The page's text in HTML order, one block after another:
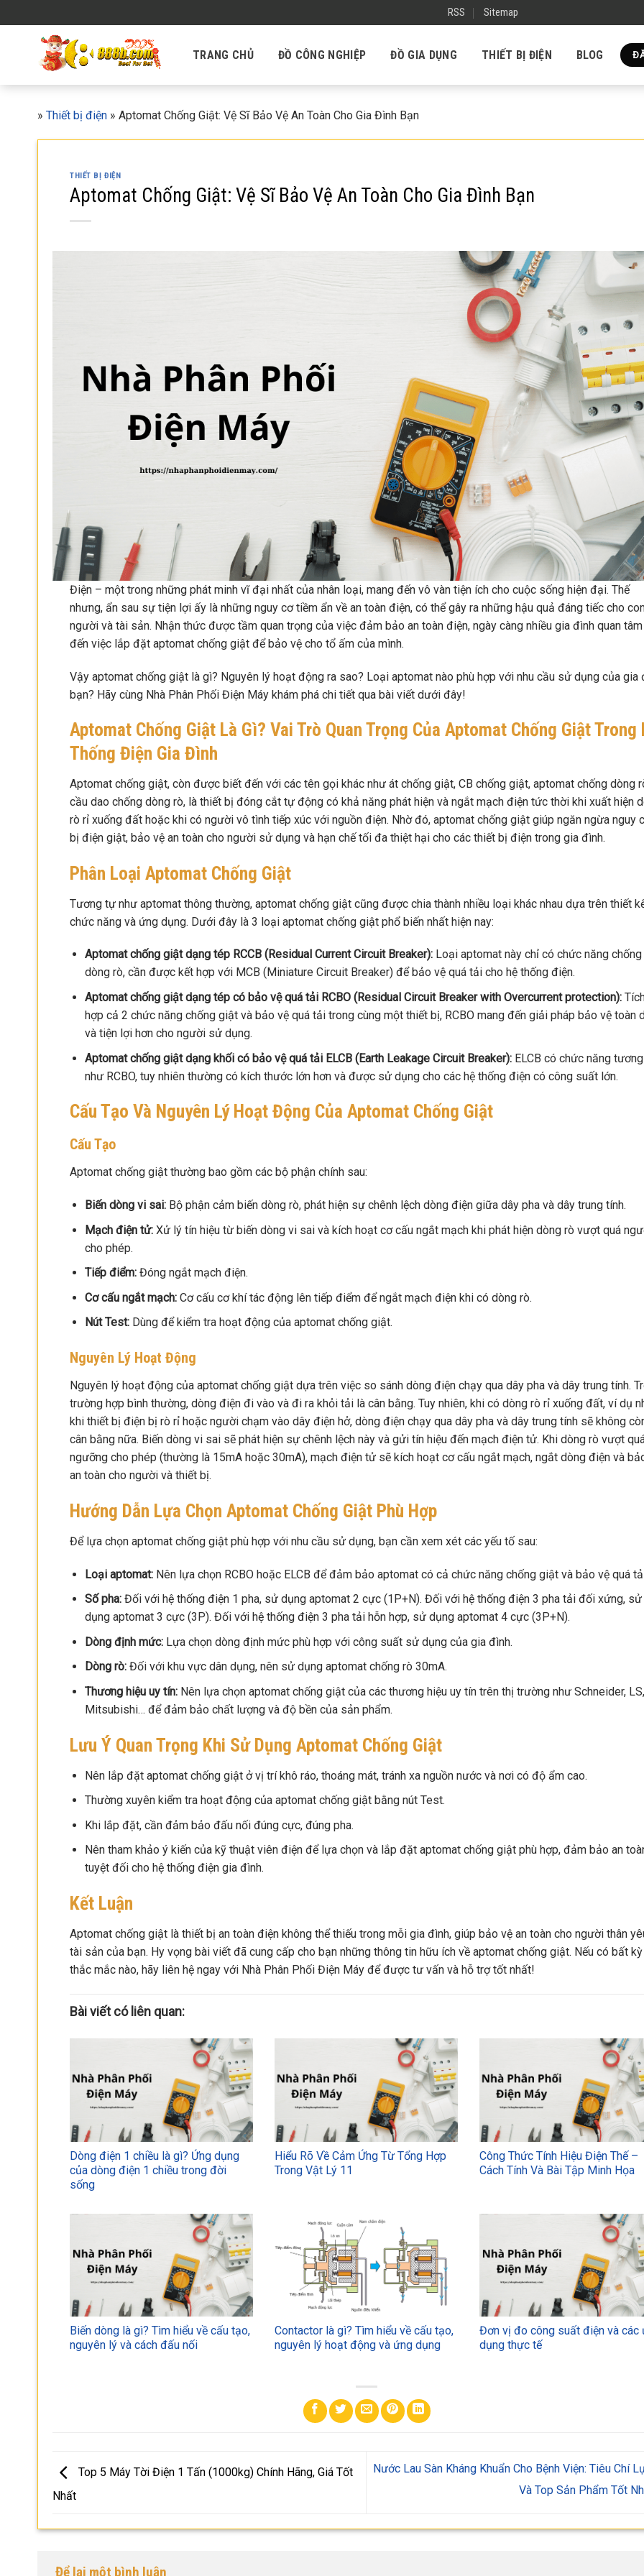
to
RSS Sitemap
TRANG CHỦ ĐỒ CÔNG NGHIỆP ĐỒ GIA DỤNG THIẾT BỊ ĐIỆN BLOG
» Thiết bị điện » Aptomat Chống Giật: Vệ Sĩ Bảo Vệ An Toàn Cho Gia Đình Bạn
THIẾT BỊ ĐIỆN
Aptomat Chống Giật: Vệ Sĩ Bảo Vệ An Toàn Cho Gia Đình Bạn
Điện – một trong những phát minh vĩ đại nhất của nhân loại, mang đến vô vàn tiện ích cho cuộc sống hiện đại. Thế
nhưng, ẩn sau sự tiện lợi ấy là những nguy cơ tiềm ẩn về an toàn điện, có thể gây ra những hậu quả đáng tiếc cho
người và tài sản. Nhận thức được tầm quan trọng của việc đảm bảo an toàn điện, ngày càng nhiều gia đình quan tâm
đến việc lắp đặt aptomat chống giật để bảo vệ cho tổ ấm của mình.
Vậy aptomat chống giật là gì? Nguyên lý hoạt động ra sao? Loại aptomat nào phù hợp với nhu cầu sử dụng của gia
bạn? Hãy cùng Nhà Phân Phối Điện Máy khám phá chi tiết qua bài viết dưới đây!
Aptomat Chống Giật Là Gì? Vai Trò Quan Trọng Của Aptomat Chống Giật Trong
Thống Điện Gia Đình
Aptomat chống giật, còn được biết đến với các tên gọi khác như át chống giật, CB chống giật, aptomat chống dòng
cầu dao chống dòng rò, là thiết bị đóng cắt tự động có khả năng phát hiện và ngắt mạch điện tức thời khi xuất hiện
rò rỉ xuống đất hoặc khi có người vô tình tiếp xúc với nguồn điện. Nhờ đó, aptomat chống giật giúp ngăn ngừa nguy
bị điện giật, bảo vệ an toàn cho người sử dụng và hạn chế tối đa thiệt hại cho các thiết bị điện trong gia đình.
Phân Loại Aptomat Chống Giật
Tương tự như aptomat thông thường, aptomat chống giật cũng được chia thành nhiều loại khác nhau dựa trên thiết
chức năng và ứng dụng. Dưới đây là 3 loại aptomat chống giật phổ biến nhất hiện nay:
Aptomat chống giật dạng tép RCCB (Residual Current Circuit Breaker):Loại aptomat này chỉ có chức năng chống
dòng rò, cần được kết hợp với MCB (Miniature Circuit Breaker) để bảo vệ quá tải cho hệ thống điện.
Aptomat chống giật dạng tép có bảo vệ quá tải RCBO (Residual Circuit Breaker with Overcurrent protection):
hợp cả 2 chức năng chống giật và bảo vệ quá tải trong cùng một thiết bị, RCBO mang đến giải pháp bảo vệ toàn
và tiện lợi hơn cho người sử dụng.
Aptomat chống giật dạng khối có bảo vệ quá tải ELCB (Earth Leakage Circuit Breaker):ELCB có chức năng
như RCBO, tuy nhiên thường có kích thước lớn hơn và được sử dụng cho các hệ thống điện có công suất lớn.
Cấu Tạo Và Nguyên Lý Hoạt Động Của Aptomat Chống Giật
Cấu Tạo
Aptomat chống giật thường bao gồm các bộ phận chính sau:
Biến dòng vi sai:Bộ phận cảm biến dòng rò, phát hiện sự chênh lệch dòng điện giữa dây pha và dây trung tính.
Mạch điện tử:Xử lý tín hiệu từ biến dòng vi sai và kích hoạt cơ cấu ngắt mạch khi phát hiện dòng rò vượt quá
cho phép.
Tiếp điểm:Đóng ngắt mạch điện.
Cơ cấu ngắt mạch:Cơ cấu cơ khí tác động lên tiếp điểm để ngắt mạch điện khi có dòng rò.
Nút Test:Dùng để kiểm tra hoạt động của aptomat chống giật.
Nguyên Lý Hoạt Động
Nguyên lý hoạt động của aptomat chống giật dựa trên việc so sánh dòng điện chạy qua dây pha và dây trung tính.
trường hợp bình thường, dòng điện đi vào và đi ra khỏi tải là cân bằng. Tuy nhiên, khi có dòng rò rỉ xuống đất, ví dụ
khi thiết bị điện bị rò rỉ hoặc người chạm vào dây điện hở, dòng điện chạy qua dây pha và dây trung tính sẽ không
cân bằng nữa. Biến dòng vi sai sẽ phát hiện sự chênh lệch này và gửi tín hiệu đến mạch điện tử. Khi dòng rò vượt
ngưỡng cho phép (thường là 15mA hoặc 30mA), mạch điện tử sẽ kích hoạt cơ cấu ngắt mạch, ngắt dòng điện và
an toàn cho người và thiết bị.
Hướng Dẫn Lựa Chọn Aptomat Chống Giật Phù Hợp
Để lựa chọn aptomat chống giật phù hợp với nhu cầu sử dụng, bạn cần xem xét các yếu tố sau:
Loại aptomat:Nên lựa chọn RCBO hoặc ELCB để đảm bảo aptomat có cả chức năng chống giật và bảo vệ quá
Số pha:Đối với hệ thống điện 1 pha, sử dụng aptomat 2 cực (1P+N). Đối với hệ thống điện 3 pha tải đối xứng, sử
dụng aptomat 3 cực (3P). Đối với hệ thống điện 3 pha tải hỗn hợp, sử dụng aptomat 4 cực (3P+N).
Dòng định mức:Lựa chọn dòng định mức phù hợp với công suất sử dụng của gia đình.
Dòng rò:Đối với khu vực dân dụng, nên sử dụng aptomat chống rò 30mA.
Thương hiệu uy tín:Nên lựa chọn aptomat chống giật của các thương hiệu uy tín trên thị trường như Schneider, LS,
Mitsubishi… để đảm bảo chất lượng và độ bền của sản phẩm.
Lưu Ý Quan Trọng Khi Sử Dụng Aptomat Chống Giật
Nên lắp đặt aptomat chống giật ở vị trí khô ráo, thoáng mát, tránh xa nguồn nước và nơi có độ ẩm cao.
Thường xuyên kiểm tra hoạt động của aptomat chống giật bằng nút Test.
Khi lắp đặt, cần đảm bảo đấu nối đúng cực, đúng pha.
Nên tham khảo ý kiến của kỹ thuật viên điện để lựa chọn và lắp đặt aptomat chống giật phù hợp, đảm bảo an
tuyệt đối cho hệ thống điện gia đình.
Kết Luận
Aptomat chống giật là thiết bị an toàn điện không thể thiếu trong mỗi gia đình, giúp bảo vệ an toàn cho người thân
tài sản của bạn. Hy vọng bài viết đã cung cấp cho bạn những thông tin hữu ích về aptomat chống giật. Nếu có bất kỳ
thắc mắc nào, hãy liên hệ ngay với Nhà Phân Phối Điện Máy để được tư vấn và hỗ trợ tốt nhất!
Bài viết có liên quan:
Dòng điện 1 chiều là gì? Ứng dụng
của dòng điện 1 chiều trong đời
sống
Hiểu Rõ Về Cảm Ứng Từ Tổng Hợp
Trong Vật Lý 11
Công Thức Tính Hiệu Điện Thế –
Cách Tính Và Bài Tập Minh Họa
Biến dòng là gì? Tìm hiểu về cấu tạo,
nguyên lý và cách đấu nối
Contactor là gì? Tìm hiểu về cấu tạo,
nguyên lý hoạt động và ứng dụng
Đơn vị đo công suất điện và các
dụng thực tế
Top 5 Máy Tời Điện 1 Tấn (1000kg) Chính Hãng, Giá Tốt
Nhất
Nước Lau Sàn Kháng Khuẩn Cho Bệnh Viện: Tiêu Chí
Và Top Sản Phẩm Tốt
Để lại một bình luận